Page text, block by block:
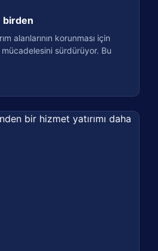
birden
alanlarının korunması için
mücadelesini sürdürüyor. Bu